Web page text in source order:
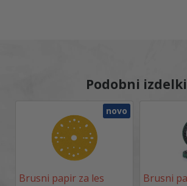
Podobni izdelki
Brusni papir za les
novo
Brusni